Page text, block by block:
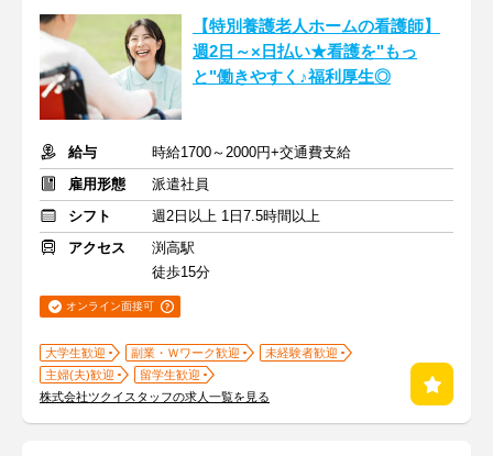
【特別養護老人ホームの看護師】
週2日～×日払い★看護を"もっ
と"働きやすく♪福利厚生◎
給与
時給1700～2000円+交通費支給
雇用形態
派遣社員
シフト
週2日以上 1日7.5時間以上
アクセス
渕高駅
徒歩15分
オンライン面接可
大学生歓迎 副業・Ｗワーク歓迎
未経験者歓迎
主婦(夫)歓迎
留学生歓迎
株式会社ツクイスタッフの求人一覧を見る